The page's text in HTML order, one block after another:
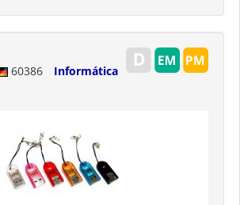
60386
Informática